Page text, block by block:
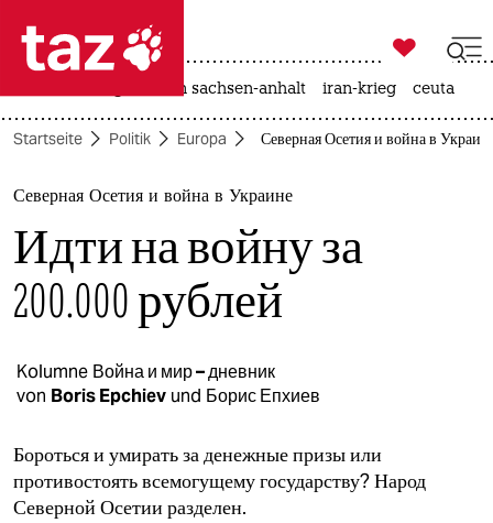
 taz zahl ich
taz zahl ich
themen
politik
öko
kultur
sport
berlin

taz zahl ich
landtagswahl in sachsen-anhalt iran-krieg ceuta
Startseite Politik Europa Северная Осетия и война в
Северная Осетия и война в Украине
Идти на войну за
200.000 рублей
Kolumne Война и мир – дневник
von Boris Epchiev und Борис Епхиев
Бороться и умирать за денежные призы или
противостоять всемогущему государству? Народ
Северной Осетии разделен.